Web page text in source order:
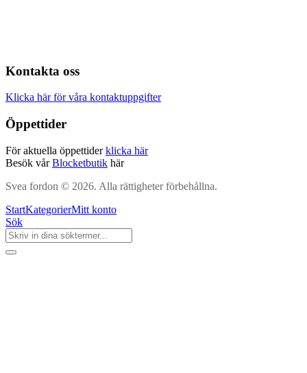
Kontakta oss
Klicka här för våra kontaktuppgifter
Öppettider
För aktuella öppettiderklicka här
Besök vårBlocketbutik här
Svea fordon © 2026. Alla rättigheter förbehållna.
StartKategorierMitt konto
Sök